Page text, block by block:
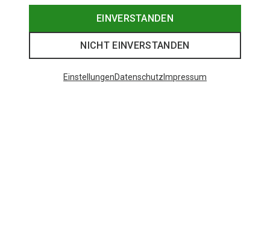
EINVERSTANDEN
NICHT EINVERSTANDEN
EinstellungenDatenschutz Impressum